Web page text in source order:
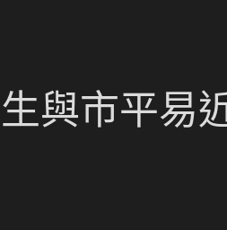
與市平易